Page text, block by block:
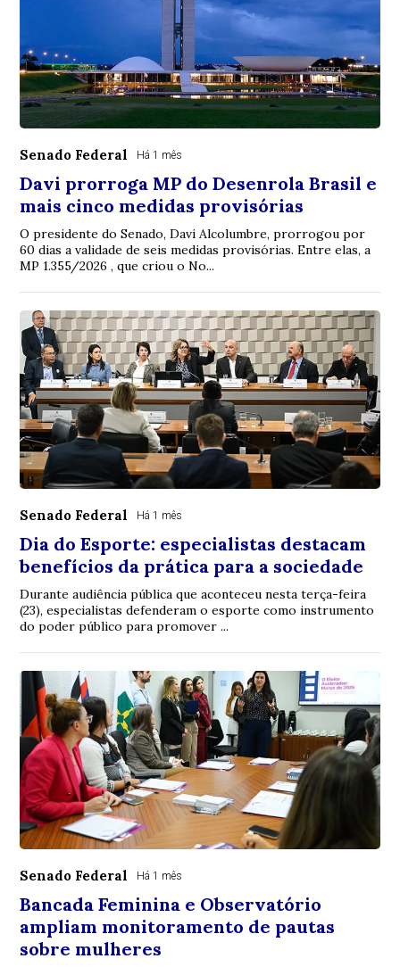
Senado Federal Há 1 mês
Davi prorroga MP do Desenrola Brasil e
mais cinco medidas provisórias
O presidente do Senado, Davi Alcolumbre, prorrogou por
60 dias a validade de seis medidas provisórias. Entre elas, a
MP 1.355/2026 , que criou o No...
Senado Federal Há 1 mês
Dia do Esporte: especialistas destacam
benefícios da prática para a sociedade
Durante audiência pública que aconteceu nesta terça-feira
(23), especialistas defenderam o esporte como instrumento
do poder público para promover ...
Senado Federal Há 1 mês
Bancada Feminina e Observatório
ampliam monitoramento de pautas
sobre mulheres